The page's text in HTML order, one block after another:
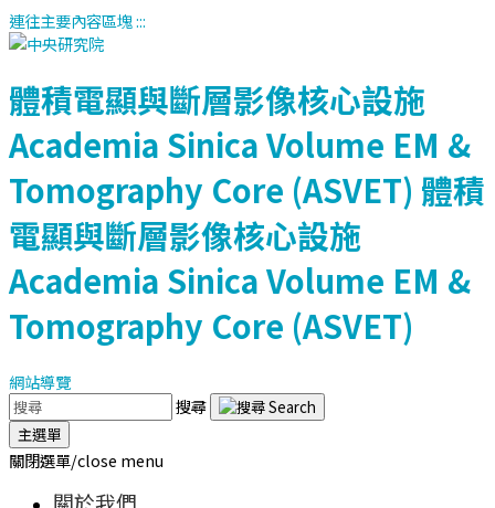
連往主要內容區塊:::
體積電顯與斷層影像核心設施
Academia Sinica Volume EM &
Tomography Core (ASVET) 體積
電顯與斷層影像核心設施
Academia Sinica Volume EM &
Tomography Core (ASVET)
網站導覽
搜尋
主選單
關閉選單/close menu
關於我們